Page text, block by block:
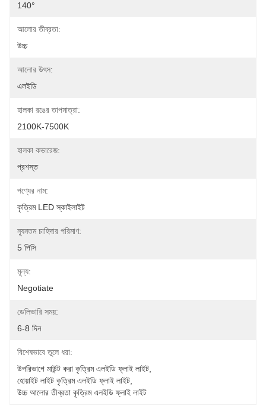
140°
আলোর তীব্রতা:
উচ্চ
আলোর উৎস:
এলইডি
হালকা রঙের তাপমাত্রা:
2100K-7500K
হালকা কভারেজ:
প্রশস্ত
পণ্যের নাম:
কৃত্রিম LED স্কাইলাইট
ন্যূনতম চাহিদার পরিমাণ:
5 পিসি
মূল্য:
Negotiate
ডেলিভারি সময়:
6-8 দিন
বিশেষভাবে তুলে ধরা:
উপরিভাগে মাউন্ট করা কৃত্রিম এলইডি ফ্লাই লাইট
হোয়াইট লাইট কৃত্রিম এলইডি ফ্লাই লাইট
উচ্চ আলোর তীব্রতা কৃত্রিম এলইডি ফ্লাই লাইট